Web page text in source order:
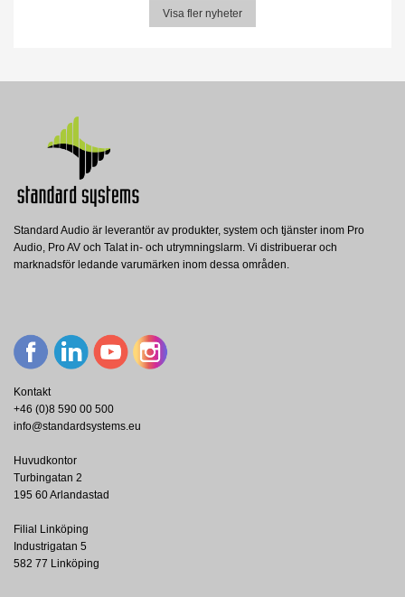
Visa fler nyheter
Standard Audio är leverantör av produkter, system och tjänster inom Pro
Audio, Pro AV och Talat in- och utrymningslarm. Vi distribuerar och
marknadsför ledande varumärken inom dessa områden.
Kontakt
+46 (0)8 590 00 500
info@standardsystems.eu
Huvudkontor
Turbingatan 2
195 60 Arlandastad
Filial Linköping
Industrigatan 5
582 77 Linköping